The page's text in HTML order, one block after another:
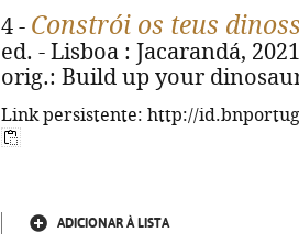
4 - Constrói os teus
ed. - Lisboa : Jacarandá,
orig.: Build up your
Link persistente: http://
ADICIONAR À LISTA